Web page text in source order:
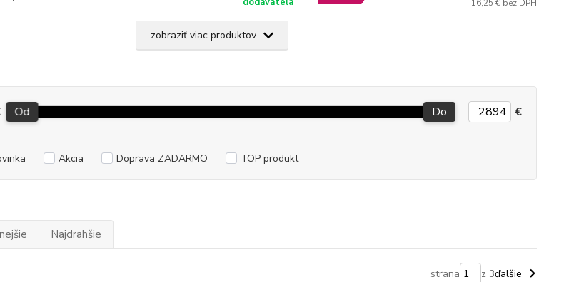
16,25 € bez DPH
zobraziť viac produktov
Od Do €
Akcia Doprava ZADARMO TOP produkt
Najdrahšie
strana z 3ďalšie